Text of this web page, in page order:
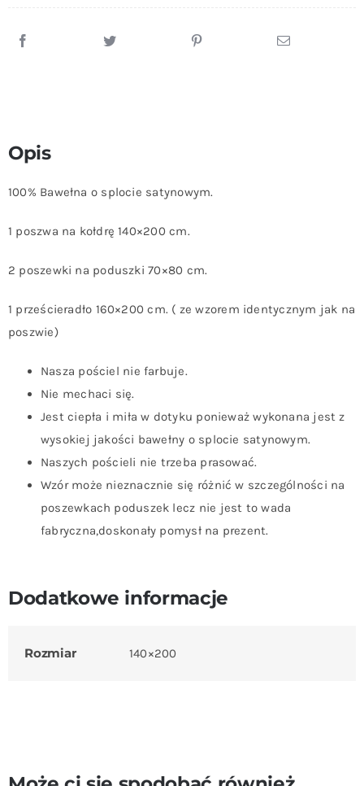
Opis
100% Bawełna o splocie satynowym.
1 poszwa na kołdrę 140×200 cm.
2 poszewki na poduszki 70×80 cm.
1 prześcieradło 160×200 cm. ( ze wzorem identycznym jak na
poszwie)
Nasza pościel nie farbuje.
Nie mechaci się.
Jest ciepła i miła w dotyku ponieważ wykonana jest z
wysokiej jakości bawełny o splocie satynowym.
Naszych pościeli nie trzeba prasować.
Wzór może nieznacznie się różnić w szczególności na
poszewkach poduszek lecz nie jest to wada
fabryczna,doskonały pomysł na prezent.
Dodatkowe informacje
Rozmiar 140×200